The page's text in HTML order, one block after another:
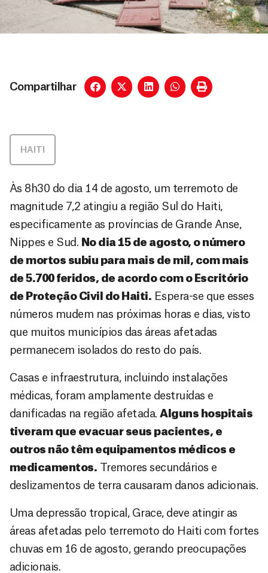
Compartilhar
HAITI
Às 8h30 do dia 14 de agosto, um terremoto de
magnitude 7,2 atingiu a região Sul do Haiti,
especificamente as províncias de Grande Anse,
Nippes e Sud. No dia 15 de agosto, o número
de mortos subiu para mais de mil, com mais
de 5.700 feridos, de acordo com o Escritório
de Proteção Civil do Haiti. Espera-se que esses
números mudem nas próximas horas e dias, visto
que muitos municípios das áreas afetadas
permanecem isolados do resto do país.
Casas e infraestrutura, incluindo instalações
médicas, foram amplamente destruídas e
danificadas na região afetada. Alguns hospitais
tiveram que evacuar seus pacientes, e
outros não têm equipamentos médicos e
medicamentos. Tremores secundários e
deslizamentos de terra causaram danos adicionais.
Uma depressão tropical, Grace, deve atingir as
áreas afetadas pelo terremoto do Haiti com fortes
chuvas em 16 de agosto, gerando preocupações
adicionais.